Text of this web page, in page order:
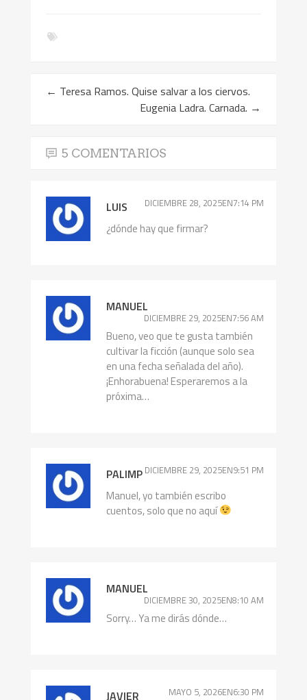
← Teresa Ramos. Quise salvar a los ciervos.
Eugenia Ladra. Carnada. →
5 COMENTARIOS
LUIS DICIEMBRE 28, 2025EN7:14 PM
¿dónde hay que firmar?
MANUEL
DICIEMBRE 29, 2025EN7:56 AM
Bueno, veo que te gusta también
cultivar la ficción (aunque solo sea
en una fecha señalada del año).
¡Enhorabuena! Esperaremos a la
próxima…
PALIMP DICIEMBRE 29, 2025EN9:51 PM
Manuel, yo también escribo
cuentos, solo que no aquí
MANUEL
DICIEMBRE 30, 2025EN8:10 AM
Sorry… Ya me dirás dónde…
JAVIER MAYO 5, 2026EN6:30 PM